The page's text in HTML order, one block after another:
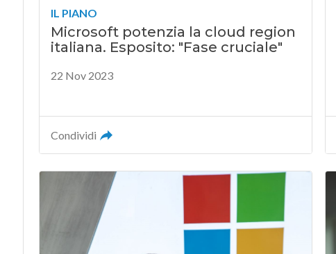
IL PIANO
Microsoft potenzia la cloud region
italiana. Esposito: "Fase cruciale"
22 Nov 2023
Condividi